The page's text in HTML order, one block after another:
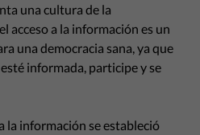
una cultura de la
acceso a la información es un
una democracia sana, ya que
informada, participe y se
la información se estableció